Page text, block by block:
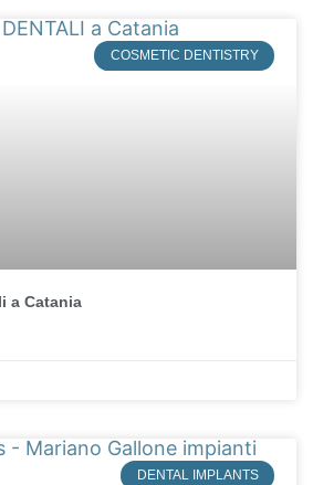
COSMETIC DENTISTRY
a Catania
DENTAL IMPLANTS